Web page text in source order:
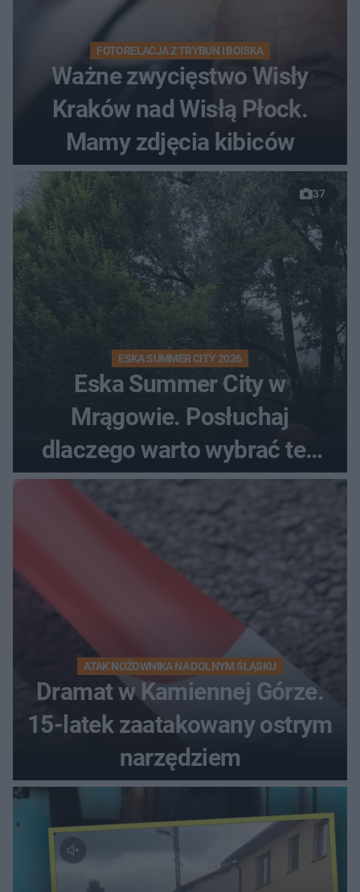
FOTORELACJA Z TRYBUN I BOISKA
Ważne zwycięstwo Wisły
Kraków nad Wisłą Płock.
Mamy zdjęcia kibiców
37
ESKA SUMMER CITY 2026
Eska Summer City w
Mrągowie. Posłuchaj
dlaczego warto wybrać ten
kierunek na urlop!
ATAK NOŻOWNIKA NA DOLNYM ŚLĄSKU
Dramat w Kamiennej Górze.
15-latek zaatakowany ostrym
narzędziem